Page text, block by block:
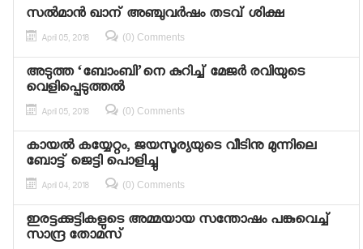
സല്‍മാന്‍ ഖാന് അഞ്ചുവര്‍ഷം തടവ് ശിക്ഷ
April 05, 2018 (0) Comments
അടുത്ത ‘ബോംബി’നെ കുറിച്ച് മേജര്‍ രവിയുടെ
വെളിപ്പെടുത്തല്‍
April 05, 2018 (0) Comments
കായല്‍ കയ്യേറ്റം, ജയസൂര്യയുടെ വീടിനു മുന്നിലെ
ബോട്ട് ജെട്ടി പൊളിച്ചു
April 04, 2018 (0) Comments
ഇരട്ടക്കുട്ടികളുടെ അമ്മയായ സന്തോഷം പങ്കുവെച്ച്
സാന്ദ്ര തോമസ്